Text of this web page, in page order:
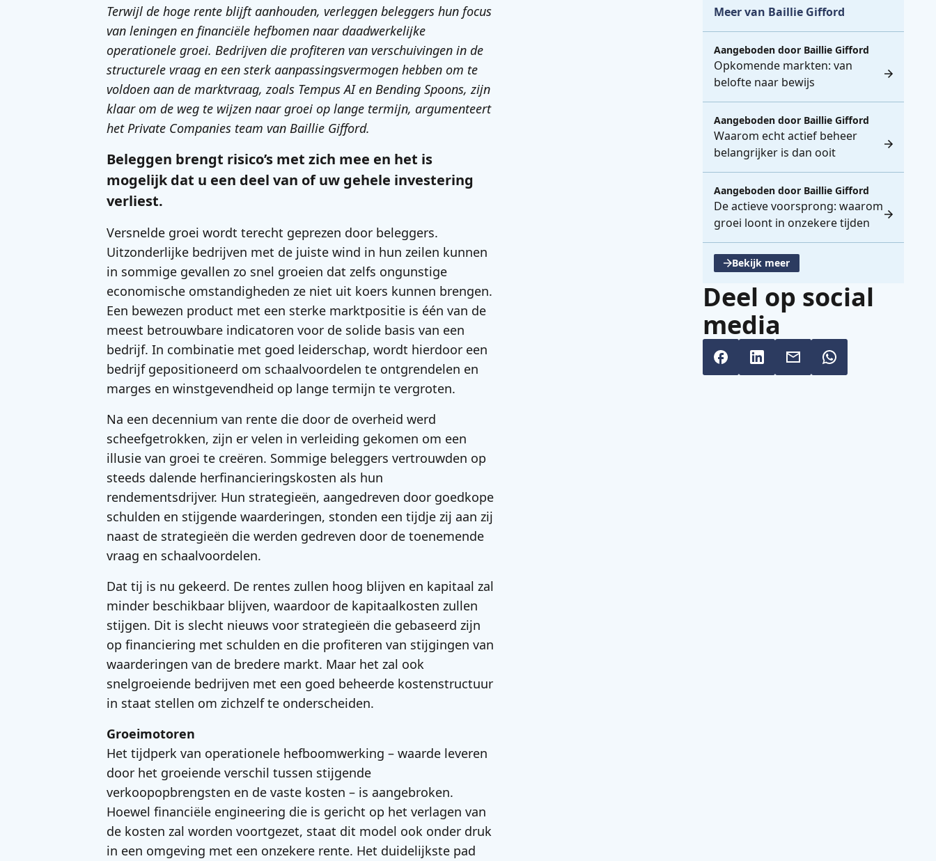
Terwijl de hoge rente blijft aanhouden, verleggen beleggers hun focus
van leningen en financiële hefbomen naar daadwerkelijke
operationele groei. Bedrijven die profiteren van verschuivingen in de
structurele vraag en een sterk aanpassingsvermogen hebben om te
voldoen aan de marktvraag, zoals Tempus AI en Bending Spoons, zijn
klaar om de weg te wijzen naar groei op lange termijn, argumenteert
het Private Companies team van Baillie Gifford.
Beleggen brengt risico’s met zich mee en het is
mogelijk dat u een deel van of uw gehele investering
verliest.
Versnelde groei wordt terecht geprezen door beleggers.
Uitzonderlijke bedrijven met de juiste wind in hun zeilen kunnen
in sommige gevallen zo snel groeien dat zelfs ongunstige
economische omstandigheden ze niet uit koers kunnen brengen.
Een bewezen product met een sterke marktpositie is één van de
meest betrouwbare indicatoren voor de solide basis van een
bedrijf. In combinatie met goed leiderschap, wordt hierdoor een
bedrijf gepositioneerd om schaalvoordelen te ontgrendelen en
marges en winstgevendheid op lange termijn te vergroten.
Na een decennium van rente die door de overheid werd
scheefgetrokken, zijn er velen in verleiding gekomen om een
illusie van groei te creëren. Sommige beleggers vertrouwden op
steeds dalende herfinancieringskosten als hun
rendementsdrijver. Hun strategieën, aangedreven door goedkope
schulden en stijgende waarderingen, stonden een tijdje zij aan zij
naast de strategieën die werden gedreven door de toenemende
vraag en schaalvoordelen.
Dat tij is nu gekeerd. De rentes zullen hoog blijven en kapitaal zal
minder beschikbaar blijven, waardoor de kapitaalkosten zullen
stijgen. Dit is slecht nieuws voor strategieën die gebaseerd zijn
op financiering met schulden en die profiteren van stijgingen van
waarderingen van de bredere markt. Maar het zal ook
snelgroeiende bedrijven met een goed beheerde kostenstructuur
in staat stellen om zichzelf te onderscheiden.
Groeimotoren
Het tijdperk van operationele hefboomwerking – waarde leveren
door het groeiende verschil tussen stijgende
verkoopopbrengsten en de vaste kosten – is aangebroken.
Hoewel financiële engineering die is gericht op het verlagen van
de kosten zal worden voortgezet, staat dit model ook onder druk
in een omgeving met een onzekere rente. Het duidelijkste pad
Meer van Baillie Gifford
Opkomende markten: van
belofte naar bewijs
Aangeboden door Baillie Gifford
Waarom echt actief beheer
belangrijker is dan ooit
Aangeboden door Baillie Gifford
De actieve voorsprong: waarom
groei loont in onzekere tijden
Aangeboden door Baillie Gifford
Bekijk meer
, opent een nieuwe tabblad
Deel op social
media